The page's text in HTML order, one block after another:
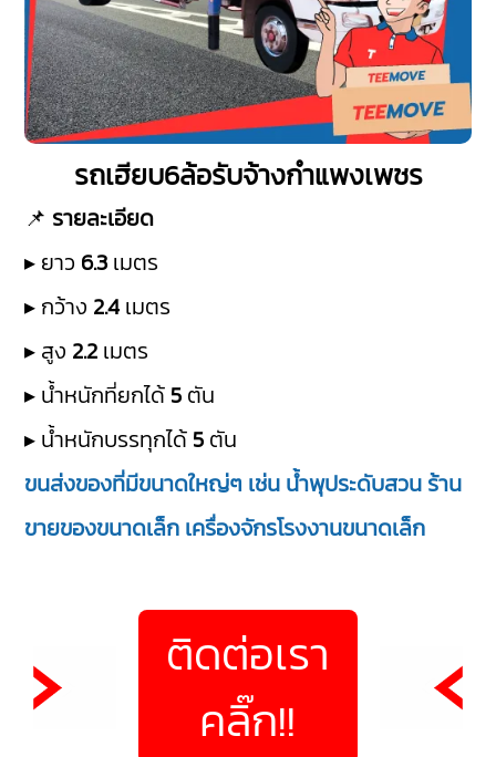
รถเฮียบ6ล้อรับจ้างกำแพงเพชร
📌 รายละเอียด
▸ ยาว 6.3 เมตร
▸ กว้าง 2.4 เมตร
▸ สูง 2.2 เมตร
▸ น้ำหนักที่ยกได้ 5 ตัน
▸ น้ำหนักบรรทุกได้ 5 ตัน
ขนส่งของที่มีขนาดใหญ่ๆ เช่น น้ำพุประดับสวน ร้าน
ขายของขนาดเล็ก เครื่องจักรโรงงานขนาดเล็ก
ติดต่อเรา
คลิ๊ก!!